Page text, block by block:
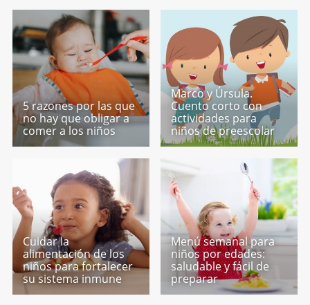
5 razones por las que
no hay que obligar a
comer a los niños
Marco y Úrsula.
Cuento corto con
actividades para
niños de preescolar
Cuidar la
alimentación de los
niños para fortalecer
su sistema inmune
Menú semanal para
niños por edades:
saludable y fácil de
preparar